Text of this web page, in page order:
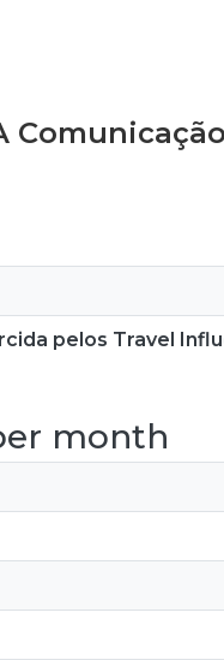
pelos Travel
month